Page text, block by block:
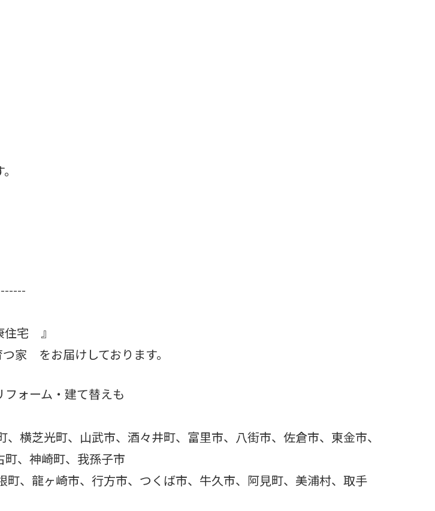
住宅 』
家 をお届けしております。
フォーム・建て替えも
横芝光町、山武市、酒々井町、富里市、八街市、佐倉市、東金市、
、神崎町、我孫子市
町、龍ヶ崎市、行方市、つくば市、牛久市、阿見町、美浦村、取手